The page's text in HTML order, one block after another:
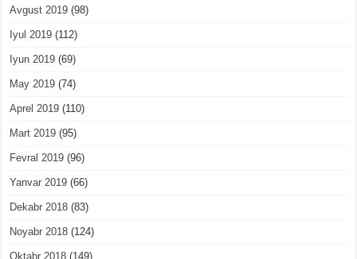
Avgust 2019 (98)
Iyul 2019 (112)
Iyun 2019 (69)
May 2019 (74)
Aprel 2019 (110)
Mart 2019 (95)
Fevral 2019 (96)
Yanvar 2019 (66)
Dekabr 2018 (83)
Noyabr 2018 (124)
Oktabr 2018 (149)